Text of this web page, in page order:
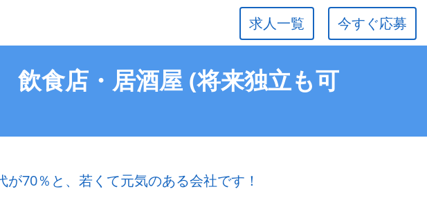
今すぐ応募
求人一覧
飲食店・居酒屋 (将来独立も可
70％と、若くて元気のある会社です！